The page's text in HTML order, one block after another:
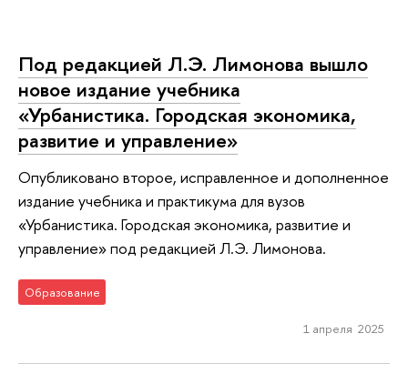
Под редакцией Л.Э. Лимонова вышло
новое издание учебника
«Урбанистика. Городская экономика,
развитие и управление»
Опубликовано второе, исправленное и дополненное
издание учебника и практикума для вузов
«Урбанистика. Городская экономика, развитие и
управление» под редакцией Л.Э. Лимонова.
Образование
1 апреля 2025